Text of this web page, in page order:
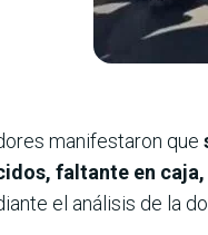
manifestaron que
faltante en
el análisis de la